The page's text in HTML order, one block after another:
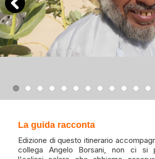
Previous
La guida racconta
Edizione di questo itinerario
collega Angelo Borsani, non ci si